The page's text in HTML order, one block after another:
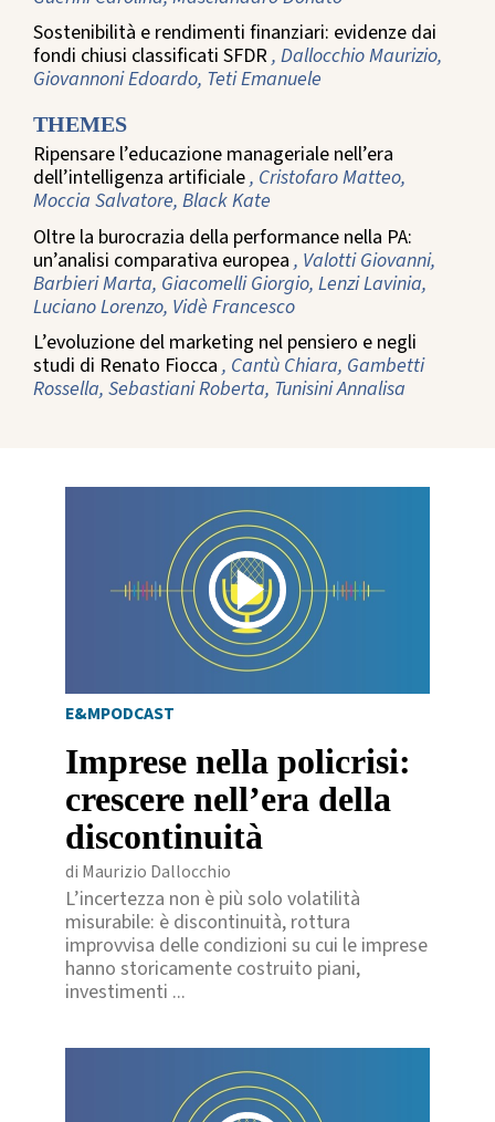
Sostenibilità e rendimenti finanziari: evidenze dai
fondi chiusi classificati SFDR, Dallocchio Maurizio,
Giovannoni Edoardo, Teti Emanuele
THEMES
Ripensare l’educazione manageriale nell’era
dell’intelligenza artificiale, Cristofaro Matteo,
Moccia Salvatore, Black Kate
Oltre la burocrazia della performance nella PA:
un’analisi comparativa europea , Valotti Giovanni,
Barbieri Marta, Giacomelli Giorgio, Lenzi Lavinia,
Luciano Lorenzo, Vidè Francesco
L’evoluzione del marketing nel pensiero e negli
studi di Renato Fiocca , Cantù Chiara, Gambetti
Rossella, Sebastiani Roberta, Tunisini Annalisa
E&MPODCAST
Imprese nella policrisi:
crescere nell’era della
discontinuità
di Maurizio Dallocchio
L’incertezza non è più solo volatilità
misurabile: è discontinuità, rottura
improvvisa delle condizioni su cui le imprese
hanno storicamente costruito piani,
investimenti ...